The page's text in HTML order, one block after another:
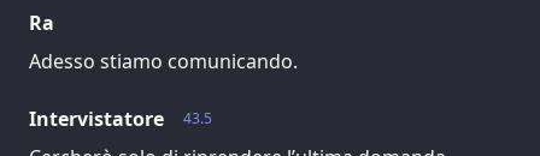
Ra
Adesso stiamo comunicando.
43.5
Intervistatore